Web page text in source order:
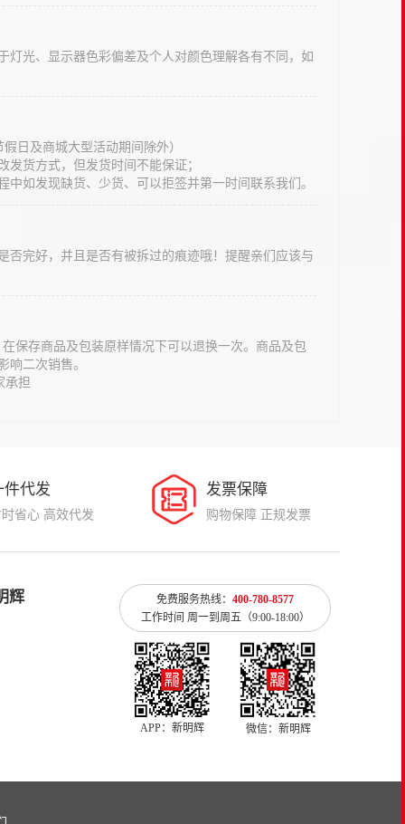
光、显示器色彩偏差及个人对颜色理解各有不同，如
日及商城大型活动期间除外）
货方式，但发货时间不能保证；
如发现缺货、少货、可以拒签并第一时间联系我们。
否完好，并且是否有被拆过的痕迹哦！提醒亲们应该与
保存商品及包装原样情况下可以退换一次。商品及包
响二次销售。
承担
件代发
省心 高效代发
发票保障
购物保障 正规发票
辉 免费服务热线： 400-780-8577
工作时间 周一到周五（9:00-18:00）
APP：新明辉 微信：新明辉